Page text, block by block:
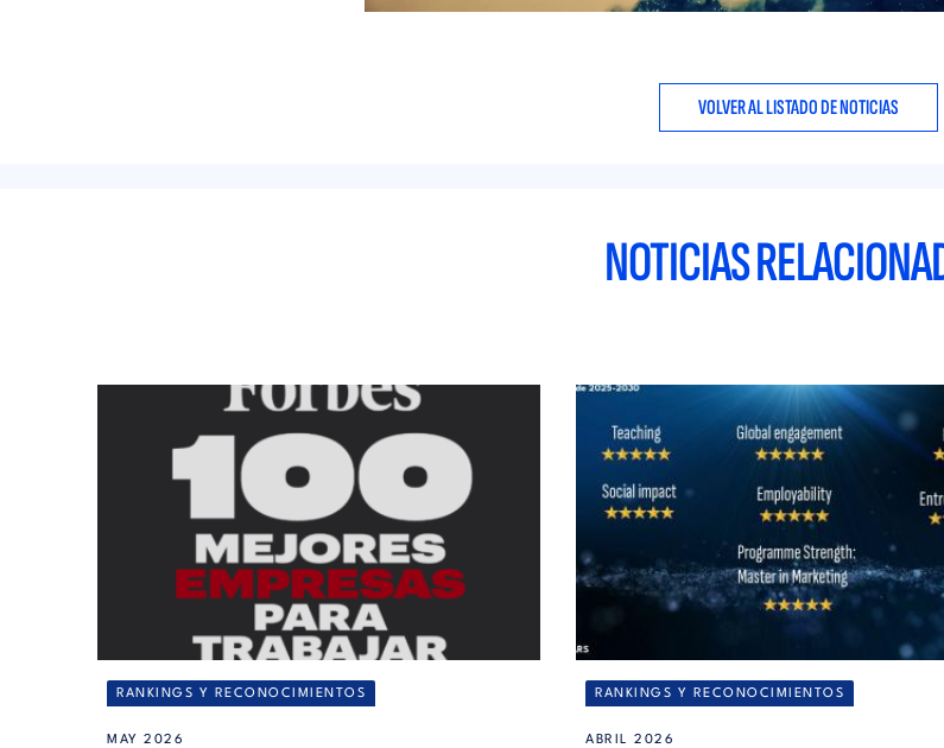
VOLVER AL LISTADO DE NOTICIAS
NOTICIAS
RANKINGS Y RECONOCIMIENTOS
MAY 2026
RANKINGS Y RECONOCIMIENTOS
ABRIL 2026